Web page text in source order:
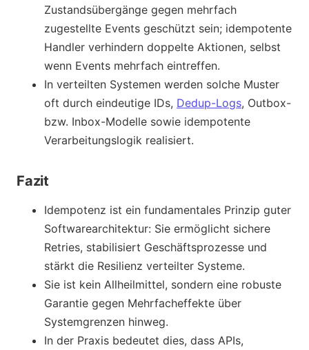
Zustandsübergänge gegen mehrfach
zugestellte Events geschützt sein; idempotente
Handler verhindern doppelte Aktionen, selbst
wenn Events mehrfach eintreffen.
In verteilten Systemen werden solche Muster
oft durch eindeutige IDs, Dedup-Logs, Outbox-
bzw. Inbox-Modelle sowie idempotente
Verarbeitungslogik realisiert.
Fazit
Idempotenz ist ein fundamentales Prinzip guter
Softwarearchitektur: Sie ermöglicht sichere
Retries, stabilisiert Geschäftsprozesse und
stärkt die Resilienz verteilter Systeme.
Sie ist kein Allheilmittel, sondern eine robuste
Garantie gegen Mehrfacheffekte über
Systemgrenzen hinweg.
In der Praxis bedeutet dies, dass APIs,